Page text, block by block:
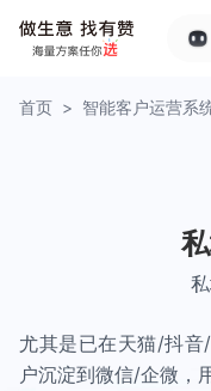
首页 > 智能客户运营系
尤其是已在天猫/抖
户沉淀到微信/企微，